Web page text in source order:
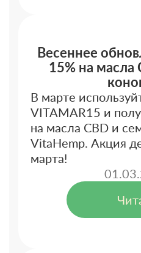
Весеннее
15% на масла
В марте
VITAMAR15 и
на масла CBD и
VitaHemp. Акция
марта!